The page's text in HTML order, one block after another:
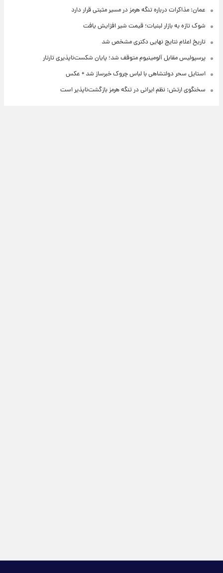
عمان: مذاکرات درباره تنگه هرمز در مسیر مثبتی قرار دارد
شوک تازه به بازار لبنیات؛ قیمت شیر افزایش یافت
تاریخ اعلام نتایج نهایی دکتری مشخص شد
پرسپولیس مقابل آلومینیوم متوقف شد؛ پایان شکست‌ناپذیری تارتار
استایل سحر دولتشاهی با لباس چروک خبرساز شد + عکس
سخنگوی ارتش: نظم ایرانی در تنگه هرمز بازگشت‌ناپذیر است